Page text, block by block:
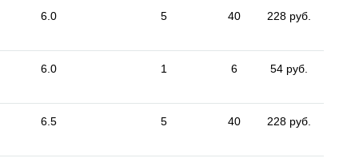
6.0 5 40 228 руб.
6.0 1 6 54 руб.
6.5 5 40 228 руб.